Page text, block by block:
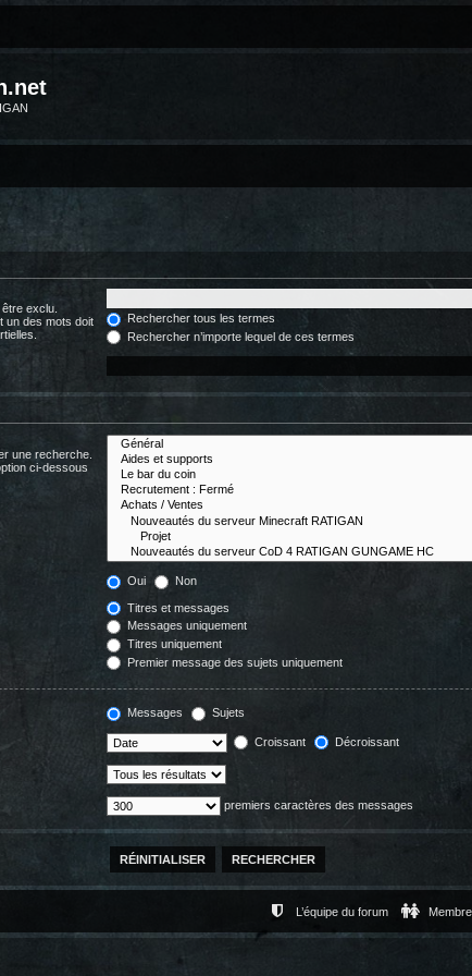
exclu.
un des mots doit
Rechercher tous les termes
Rechercher n’importe lequel de ces termes
une recherche.
ci-dessous
Oui Non
Titres et messages
Messages uniquement
Titres uniquement
Premier message des sujets uniquement
Messages Sujets
Croissant Décroissant
premiers caractères des messages
L’équipe du forum